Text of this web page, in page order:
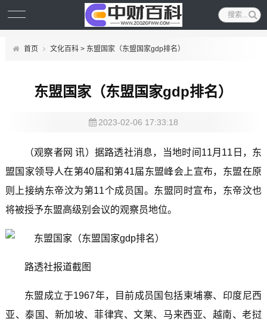
首页 文化百科> 东盟国家（东盟国家gdp排名）
东盟国家（东盟国家gdp排名）
2023-02-06 17:33:18
（观察者网 讯）据路透社消息，当地时间11月11日，东
盟国家领导人在第40届和第41届东盟峰会上宣布，东盟在原
则上接纳东帝汶为第11个成员国。东盟同时宣布，东帝汶也
将被授予东盟高级别会议的观察员地位。
路透社报道截图
东盟成立于1967年，目前成员国包括柬埔寨、印度尼西
亚、泰国、新加坡、菲律宾、文莱、马来西亚、越南、老挝